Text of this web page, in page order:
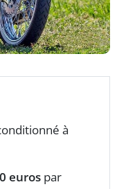
à
euros par